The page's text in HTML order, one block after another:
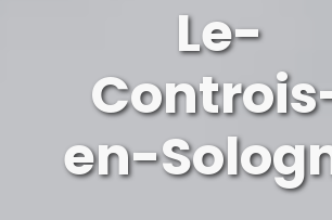
Le-
en-